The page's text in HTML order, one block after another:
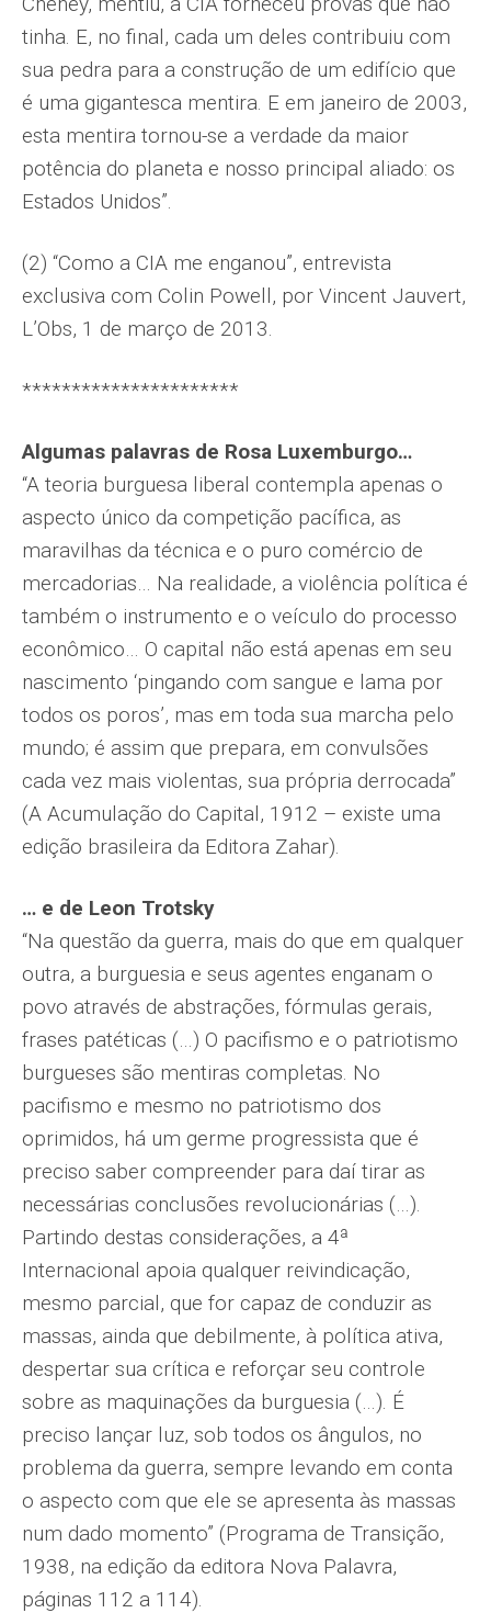
tinha. E, no final, cada um deles contribuiu com
sua pedra para a construção de um edifício que
é uma gigantesca mentira. E em janeiro de 2003,
esta mentira tornou-se a verdade da maior
potência do planeta e nosso principal aliado: os
Estados Unidos”.
(2) “Como a CIA me enganou”, entrevista
exclusiva com Colin Powell, por Vincent Jauvert,
L’Obs, 1 de março de 2013.
**********************
Algumas palavras de Rosa Luxemburgo…
“A teoria burguesa liberal contempla apenas o
aspecto único da competição pacífica, as
maravilhas da técnica e o puro comércio de
mercadorias… Na realidade, a violência política é
também o instrumento e o veículo do processo
econômico… O capital não está apenas em seu
nascimento ‘pingando com sangue e lama por
todos os poros’, mas em toda sua marcha pelo
mundo; é assim que prepara, em convulsões
cada vez mais violentas, sua própria derrocada”
(A Acumulação do Capital, 1912 – existe uma
edição brasileira da Editora Zahar).
… e de Leon Trotsky
“Na questão da guerra, mais do que em qualquer
outra, a burguesia e seus agentes enganam o
povo através de abstrações, fórmulas gerais,
frases patéticas (…) O pacifismo e o patriotismo
burgueses são mentiras completas. No
pacifismo e mesmo no patriotismo dos
oprimidos, há um germe progressista que é
preciso saber compreender para daí tirar as
necessárias conclusões revolucionárias (…).
Partindo destas considerações, a 4ª
Internacional apoia qualquer reivindicação,
mesmo parcial, que for capaz de conduzir as
massas, ainda que debilmente, à política ativa,
despertar sua crítica e reforçar seu controle
sobre as maquinações da burguesia (…). É
preciso lançar luz, sob todos os ângulos, no
problema da guerra, sempre levando em conta
o aspecto com que ele se apresenta às massas
num dado momento” (Programa de Transição,
1938, na edição da editora Nova Palavra,
páginas 112 a 114).